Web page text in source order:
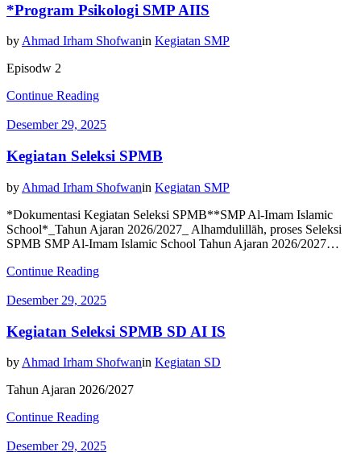
*Program Psikologi SMP AIIS
by Ahmad Irham Shofwanin Kegiatan SMP
Episodw 2
Continue Reading
Desember 29, 2025
Kegiatan Seleksi SPMB
by Ahmad Irham Shofwanin Kegiatan SMP
*Dokumentasi Kegiatan Seleksi SPMB**SMP Al-Imam Islamic
School*_Tahun Ajaran 2026/2027_ Alhamdulillāh, proses Seleksi
SPMB SMP Al-Imam Islamic School Tahun Ajaran 2026/2027…
Continue Reading
Desember 29, 2025
Kegiatan Seleksi SPMB SD AI IS
by Ahmad Irham Shofwanin Kegiatan SD
Tahun Ajaran 2026/2027
Continue Reading
Desember 29, 2025